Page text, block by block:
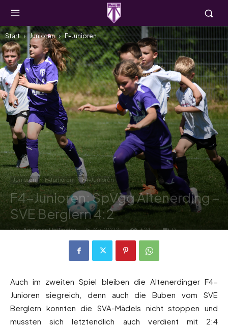
Start Junioren F-Junioren
Junioren F-Junioren F4-Junioren
F4-Junioren: SpVgg Altenerding –
SVE Berglern 4:2
Von Andreas Heilmaier - 15. Mai 2022 624 0
Auch im zweiten Spiel bleiben die Altenerdinger F4-
Junioren siegreich, denn auch die Buben vom SVE
Berglern konnten die SVA-Mädels nicht stoppen und
mussten sich letztendlich auch verdient mit 2:4